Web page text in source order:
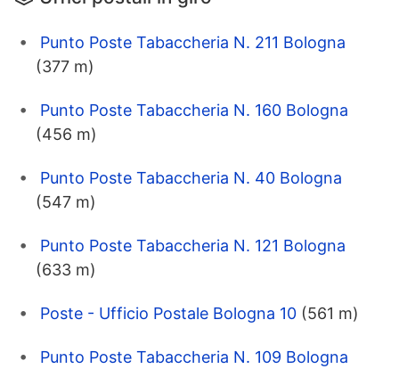
Punto Poste Tabaccheria N. 211 Bologna
(377 m)
Punto Poste Tabaccheria N. 160 Bologna
(456 m)
Punto Poste Tabaccheria N. 40 Bologna
(547 m)
Punto Poste Tabaccheria N. 121 Bologna
(633 m)
Poste - Ufficio Postale Bologna 10 (561 m)
Punto Poste Tabaccheria N. 109 Bologna